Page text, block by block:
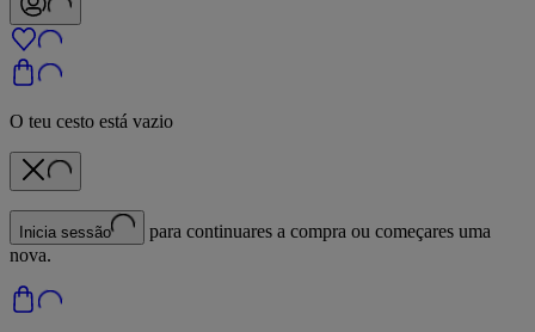
O teu cesto está vazio
Inicia sessão
para continuares a compra ou começares uma
nova.